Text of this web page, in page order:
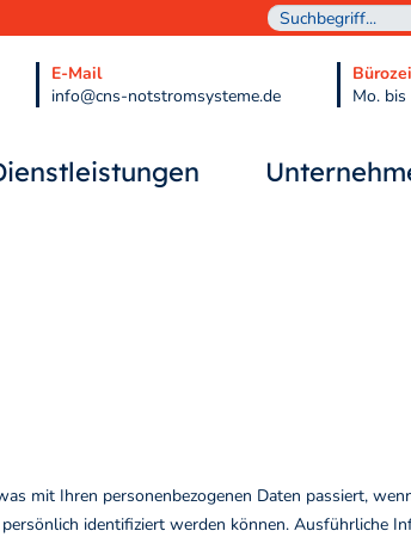
E-Mail
info@cns-notstromsysteme.de
Mo.
mit Ihren personenbezogenen Daten passiert,
identifiziert werden können. Ausführliche